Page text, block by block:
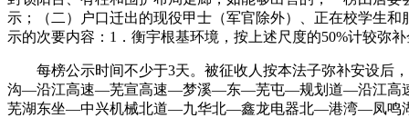
示；（二）户口迁出的现役甲士（军官除外）、正在校学生和
示的次要内容：1．衡宇根基环境，按上述尺度的50%计较弥
每榜公示时间不少于3天。被征收人按本法子弥补安设后
沟—沿江高速—芜宣高速—梦溪—东—芜屯—规划道—沿江
芜湖东坐—中兴机械北道—九华北—鑫龙电器北—港湾—凤鸣